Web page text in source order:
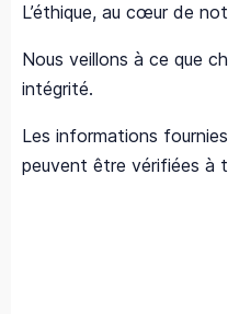
L’éthique, au cœur de
Nous veillons à ce que
intégrité.
Les informations
peuvent être vérifiées à